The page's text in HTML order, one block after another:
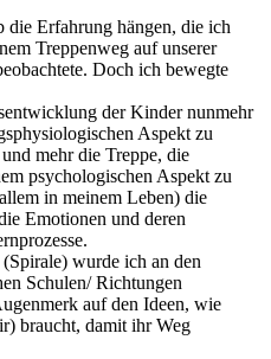
Erfahrung hängen, die ich
Treppenweg auf unserer
Doch ich bewegte
der Kinder nunmehr
Aspekt zu
mehr die Treppe, die
psychologischen Aspekt zu
in meinem Leben) die
Emotionen und deren
wurde ich an den
Schulen/ Richtungen
auf den Ideen, wie
braucht, damit ihr Weg